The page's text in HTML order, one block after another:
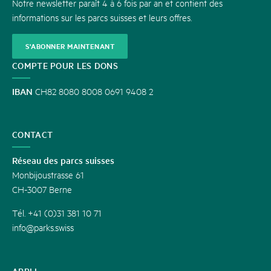
Notre newsletter paraît 4 à 6 fois par an et contient des
informations sur les parcs suisses et leurs offres.
S'ABONNER MAINTENANT
COMPTE POUR LES DONS
IBAN CH82 8080 8008 0691 9408 2
CONTACT
Réseau des parcs suisses
Monbijoustrasse 61
CH-3007 Berne
Tél. +41 (0)31 381 10 71
info@parks.swiss